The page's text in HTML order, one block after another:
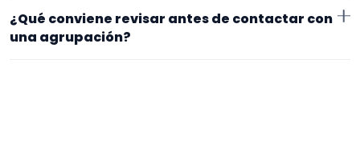
exacto, horarios y posibles gastos.
demasiado específico, cambia el subtipo o quítalo
para abrir la búsqueda. Suele funcionar mejor
¿Qué conviene revisar antes de contactar con
una agrupación?